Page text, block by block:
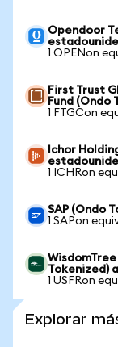
Opendoor
1 OPENon
First Trust
Fund
1 FTGCon
Ichor
1 ICHRon
SAP (Ondo
1 SAPon
Tokenized)
1 USFRon
Explorar